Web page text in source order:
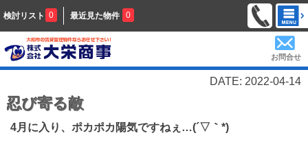
検討リスト 0 最近見た物件 0
お問合せ
DATE: 2022-04-14
忍び寄る敵
4月に入り、ポカポカ陽気ですねぇ…(´▽｀ *)